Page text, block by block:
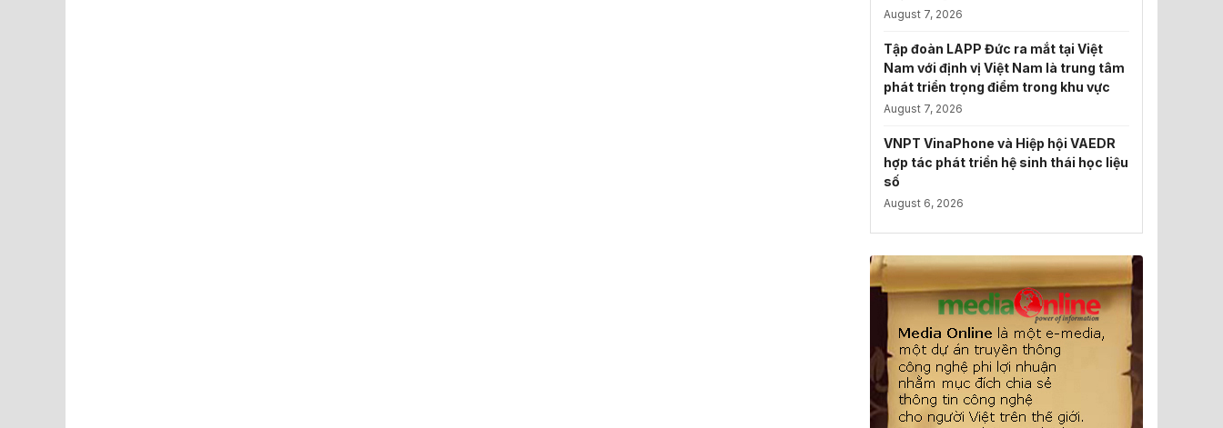
August 7, 2026
Tập đoàn LAPP Đức ra mắt tại Việt
Nam với định vị Việt Nam là trung tâm
phát triển trọng điểm trong khu vực
August 7, 2026
VNPT VinaPhone và Hiệp hội VAEDR
hợp tác phát triển hệ sinh thái học liệu
số
August 6, 2026